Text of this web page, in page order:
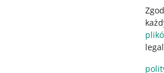
Udostępnianie lokalizacji
Informacje dla Aktu o